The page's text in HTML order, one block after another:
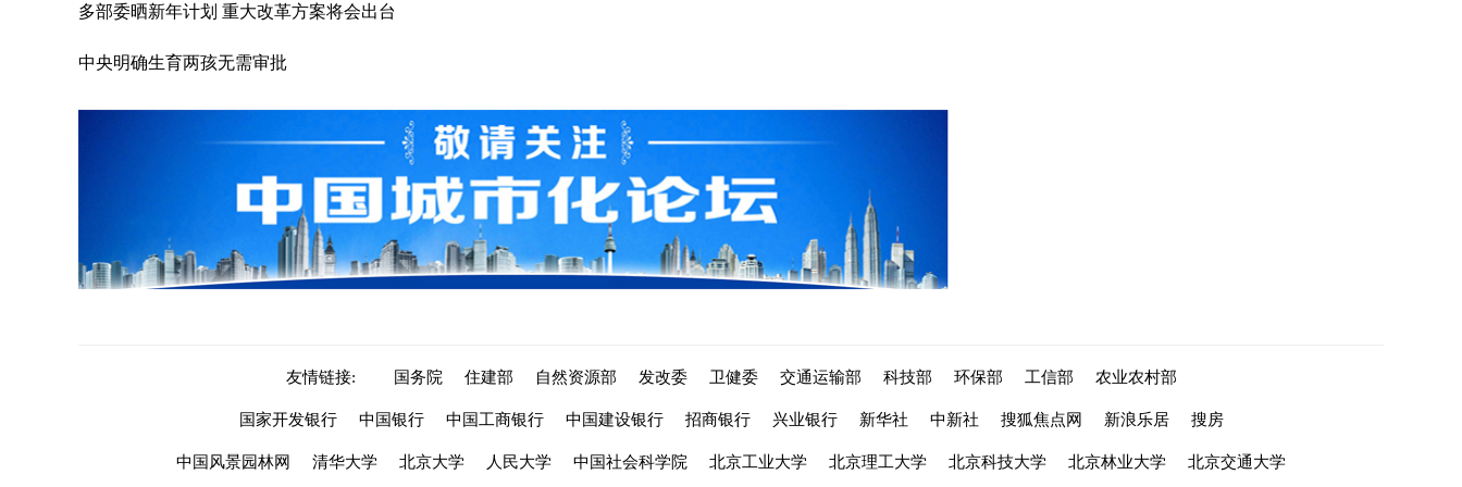
多部委晒新年计划 重大改革方案将会出台
中央明确生育两孩无需审批
友情链接: 国务院 住建部 自然资源部 发改委 卫健委 交通运输部 科技部 环保部 工信部 农业农村部
国家开发银行 中国银行 中国工商银行 中国建设银行 招商银行 兴业银行 新华社 中新社 搜狐焦点网 新浪乐居 搜房
中国风景园林网 清华大学 北京大学 人民大学 中国社会科学院 北京工业大学 北京理工大学 北京科技大学 北京林业大学 北京交通大学